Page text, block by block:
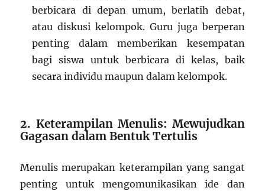
berbicara di depan umum, berlatih debat,
atau diskusi kelompok. Guru juga berperan
penting dalam memberikan kesempatan
bagi siswa untuk berbicara di kelas, baik
secara individu maupun dalam kelompok.
2. Keterampilan Menulis: Mewujudkan
Gagasan dalam Bentuk Tertulis
Menulis merupakan keterampilan yang sangat
penting untuk mengomunikasikan ide dan